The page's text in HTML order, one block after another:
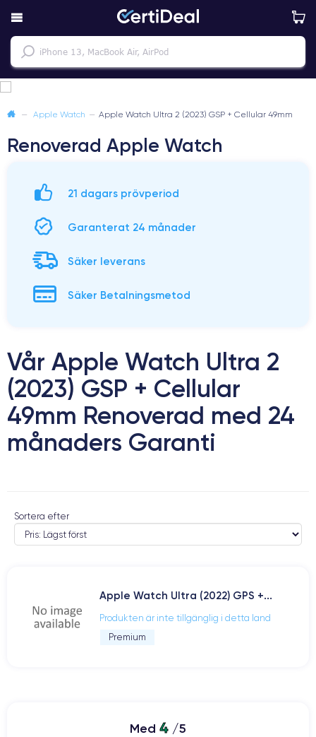
— Apple Watch — Apple Watch Ultra 2 (2023) GSP + Cellular 49mm
Renoverad Apple Watch
21 dagars prövperiod
Garanterat 24 månader
Säker leverans
Säker Betalningsmetod
Vår Apple Watch Ultra 2
(2023) GSP + Cellular
49mm Renoverad med 24
månaders Garanti
Sortera efter
Apple Watch Ultra (2022) GPS +...
Produkten är inte tillgänglig i detta land
Premium
Med 4 /5